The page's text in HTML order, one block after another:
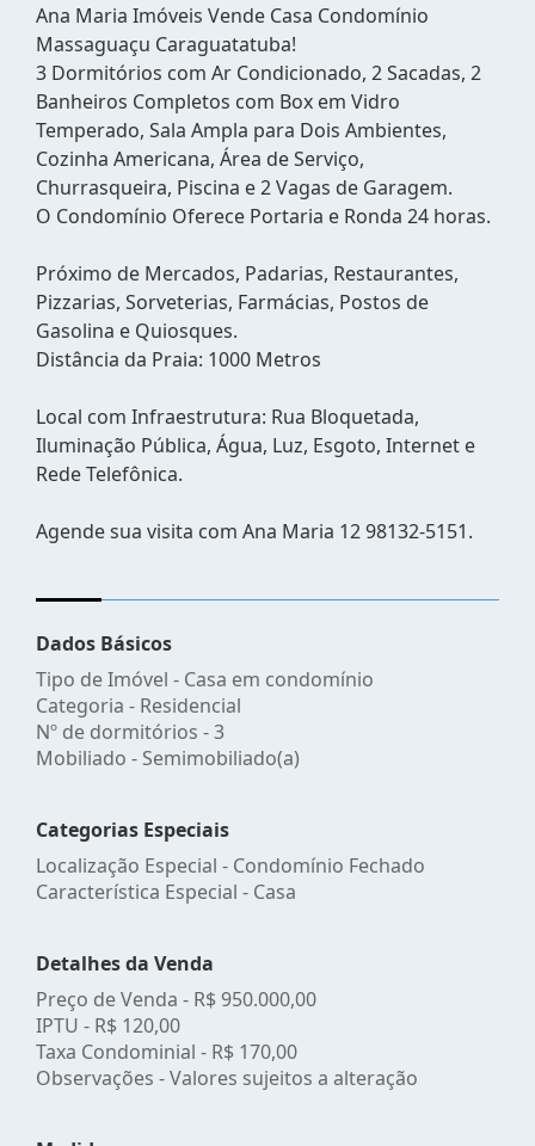
Ana Maria Imóveis Vende Casa Condomínio
Massaguaçu Caraguatatuba!
3 Dormitórios com Ar Condicionado, 2 Sacadas, 2
Banheiros Completos com Box em Vidro
Temperado, Sala Ampla para Dois Ambientes,
Cozinha Americana, Área de Serviço,
Churrasqueira, Piscina e 2 Vagas de Garagem.
O Condomínio Oferece Portaria e Ronda 24 horas.
Próximo de Mercados, Padarias, Restaurantes,
Pizzarias, Sorveterias, Farmácias, Postos de
Gasolina e Quiosques.
Distância da Praia: 1000 Metros
Local com Infraestrutura: Rua Bloquetada,
Iluminação Pública, Água, Luz, Esgoto, Internet e
Rede Telefônica.
Agende sua visita com Ana Maria 12 98132-5151.
Dados Básicos
Tipo de Imóvel - Casa em condomínio
Categoria - Residencial
Nº de dormitórios - 3
Mobiliado - Semimobiliado(a)
Categorias Especiais
Localização Especial - Condomínio Fechado
Característica Especial - Casa
Detalhes da Venda
Preço de Venda - R$ 950.000,00
IPTU - R$ 120,00
Taxa Condominial - R$ 170,00
Observações - Valores sujeitos a alteração